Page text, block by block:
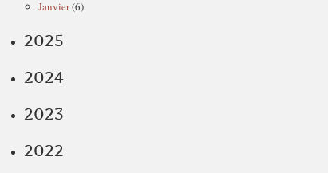
Janvier(6)
2025
2024
2023
2022